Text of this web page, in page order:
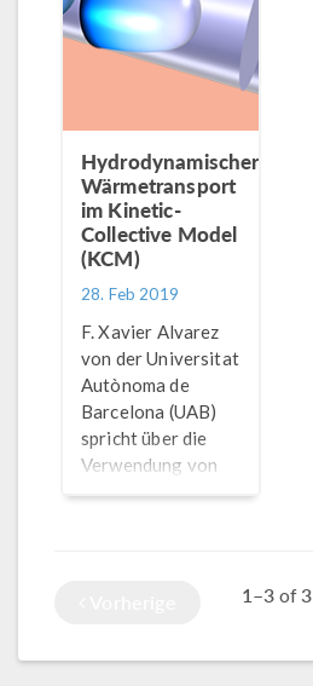
Vorkonditionierungsphasen
analysieren
können.
Hydrodynamischer
Wärmetransport
im Kinetic-
Collective Model
(KCM)
28. Feb 2019
F. Xavier Alvarez
von der Universitat
Autònoma de
Barcelona (UAB)
spricht über die
Verwendung von
COMSOL Multiphysics
1–3 of3